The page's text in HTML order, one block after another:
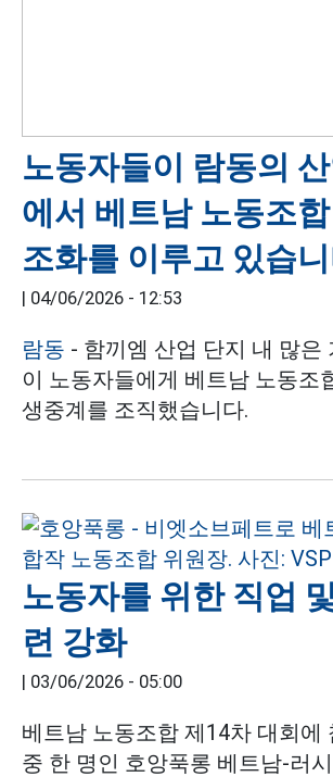
노동자들이 람동의 산
에서 베트남 노동조
조화를 이루고 있습
| 04/06/2026 - 12:53
람동 - 함끼엠 산업 단지 내 많은
이 노동자들에게 베트남 노동조
생중계를 조직했습니다.
노동자를 위한 직업
련 강화
| 03/06/2026 - 05:00
베트남 노동조합 제14차 대회에
중 한 명인 호앙푹롱 베트남-러